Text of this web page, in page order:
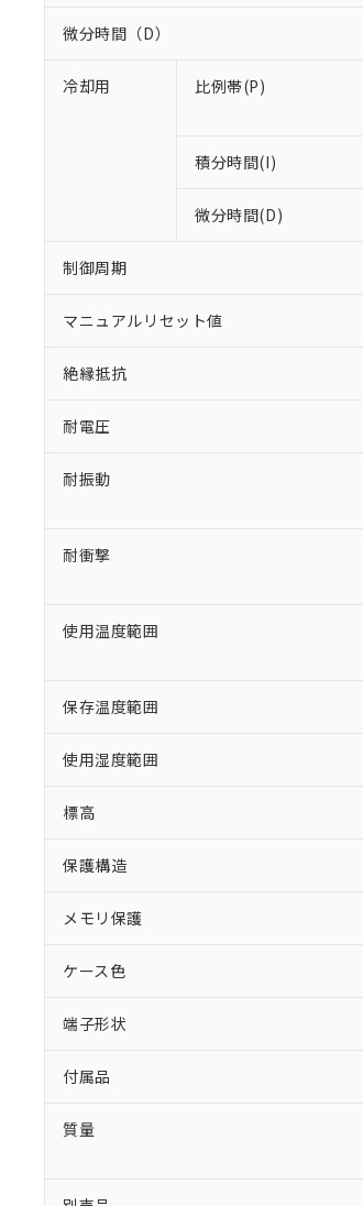
微分時間（D）
冷却用 比例帯(P)
積分時間(I)
微分時間(D)
制御周期
マニュアルリセット値
絶縁抵抗
耐電圧
耐振動
耐衝撃
使用温度範囲
保存温度範囲
使用湿度範囲
標高
保護構造
メモリ保護
ケース色
端子形状
付属品
質量